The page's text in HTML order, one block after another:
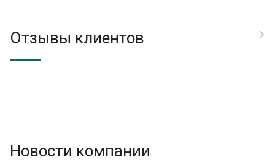
Отзывы клиентов
Новости компании